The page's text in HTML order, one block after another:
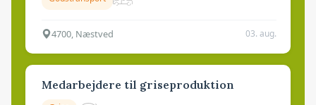
4700, Næstved 03. aug.
Medarbejdere til griseproduktion